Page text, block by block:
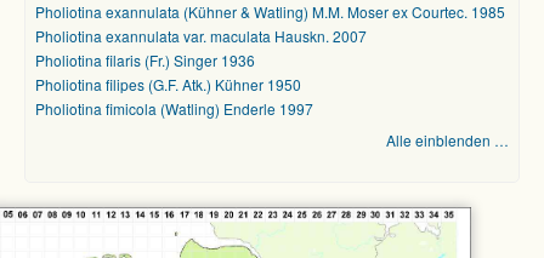
Pholiotina exannulata (Kühner & Watling) M.M. Moser ex Courtec. 1985
Pholiotina exannulata var. maculata Hauskn. 2007
Pholiotina filaris (Fr.) Singer 1936
Pholiotina filipes (G.F. Atk.) Kühner 1950
Pholiotina fimicola (Watling) Enderle 1997
Alle einblenden …